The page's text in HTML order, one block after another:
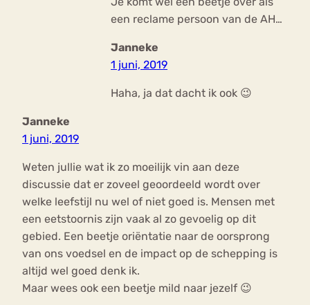
een reclame persoon van de AH…
Janneke
1 juni, 2019
Haha, ja dat dacht ik ook 😉
Janneke
1 juni, 2019
Weten jullie wat ik zo moeilijk vin aan deze
discussie dat er zoveel geoordeeld wordt over
welke leefstijl nu wel of niet goed is. Mensen met
een eetstoornis zijn vaak al zo gevoelig op dit
gebied. Een beetje oriëntatie naar de oorsprong
van ons voedsel en de impact op de schepping is
altijd wel goed denk ik.
Maar wees ook een beetje mild naar jezelf 😉